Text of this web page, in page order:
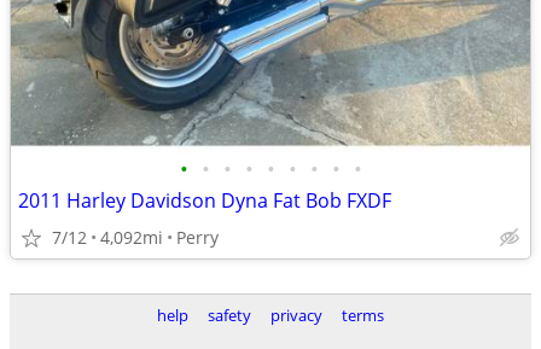
• • • • • • • • •
2011 Harley Davidson Dyna Fat Bob FXDF
7/12 4,092mi Perry
help safety privacy
terms